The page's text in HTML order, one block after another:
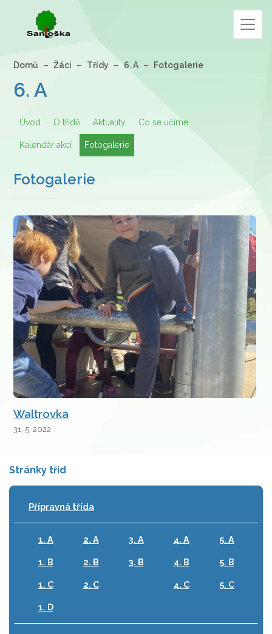
Domů Žáci Třídy 6. A Fotogalerie
6. A
Úvod O třídě Aktuality Co se učíme
Kalendář akcí Fotogalerie
Fotogalerie
Waltrovka
31. 5. 2022
Stránky tříd
Přípravná třída
1. A
1. B
1. C
1. D
2. A
2. B
2. C
3. A
3. B
4. A
4. B
4. C
5. A
5. B
5. C